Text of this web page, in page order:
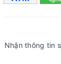
Nhận thông tin